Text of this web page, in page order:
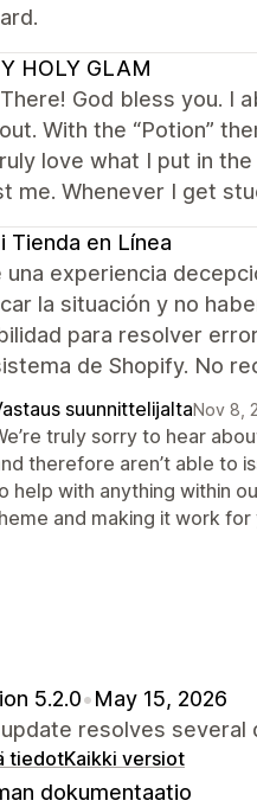
HOLY GLAM
God bless you. I
With the “Potion”
love what I put in
me. Whenever I get
Tienda en Línea
una experiencia
la situación y no
para resolver
de Shopify. No
suunnittelijaltaNov 8,
truly sorry to hear
therefore aren’t able to
help with anything within
and making it work for
5.2.0•May 15, 2026
resolves several
tiedotKaikki versiot
dokumentaatio